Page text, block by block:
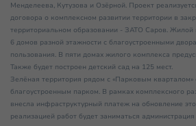
Менделеева, Кутузова и Озёрной. Проект
договора о комплексном развитии территории в
территориальном образовании - ЗАТО Саров. Жилой
6 домов разной этажности с благоустроенными
пользования. В пяти домах жилого комплекса
Также будет построен детский сад на 125 мест.
Зелёная территория рядом с «Парковым
благоустроенным парком. В рамках комплексного
внесла инфраструктурный платеж на обновление
реализацией работ будет заниматься